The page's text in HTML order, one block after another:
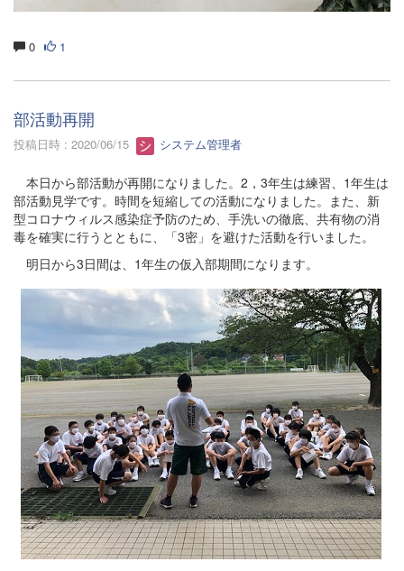
0 1
部活動再開
投稿日時 : 2020/06/15 システム管理者
本日から部活動が再開になりました。2，3年生は練習、1年生は
部活動見学です。時間を短縮しての活動になりました。また、新
型コロナウィルス感染症予防のため、手洗いの徹底、共有物の消
毒を確実に行うとともに、「3密」を避けた活動を行いました。
明日から3日間は、1年生の仮入部期間になります。